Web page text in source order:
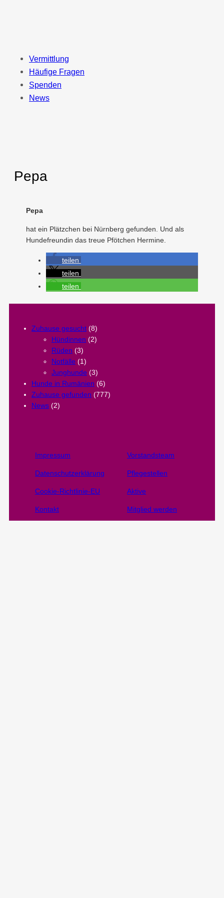
Vermittlung
Häufige Fragen
Spenden
News
Pepa
Pepa
hat ein Plätzchen bei Nürnberg gefunden. Und als
Hundefreundin das treue Pfötchen Hermine.
teilen
teilen
teilen
Zuhause gesucht (8)
Hündinnen (2)
Rüden (3)
Notfälle (1)
Junghunde (3)
Hunde in Rumänien (6)
Zuhause gefunden (777)
News (2)
Impressum Vorstandsteam
Datenschutzerklärung Pflegestellen
Cookie-Richtlinie-EU Aktive
Kontakt Mitglied werden